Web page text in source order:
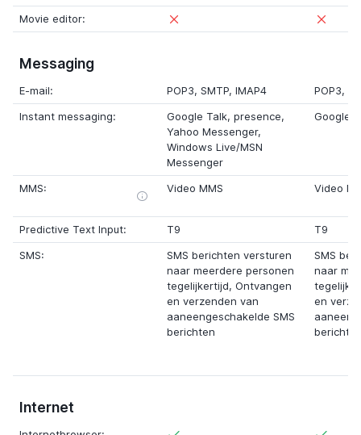
Movie editor:
Messaging
E-mail: POP3, SMTP, IMAP4
POP3,
Instant messaging:
Google Talk, presence,
Yahoo Messenger,
Windows Live/MSN
Messenger
Google
MMS: Video MMS Video
Predictive Text Input: T9
T9
SMS:
SMS berichten versturen
naar meerdere personen
tegelijkertijd, Ontvangen
en verzenden van
aaneengeschakelde SMS
berichten
SMS
naar
en
Internet